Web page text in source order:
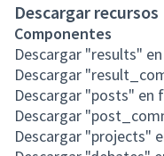
Descargar recursos
Componentes
Descargar "results"
Descargar
Descargar "posts" en
Descargar
Descargar "projects"